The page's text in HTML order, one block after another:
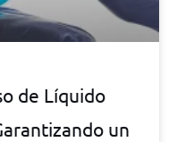
de Líquido
un